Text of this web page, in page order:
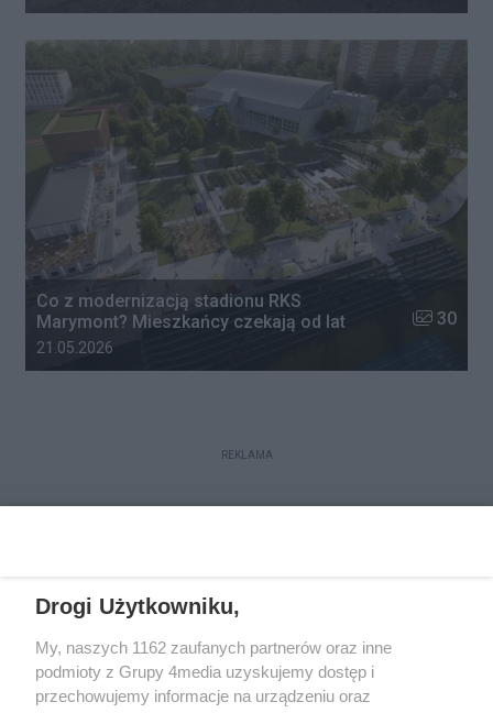
Co z modernizacją stadionu RKS
Marymont? Mieszkańcy czekają od lat
Liczba
30
Data dodania galerii:
21.05.2026
REKLAMA
Drogi Użytkowniku,
My, naszych 1162 zaufanych partnerów oraz inne
podmioty z Grupy 4media uzyskujemy dostęp i
przechowujemy informacje na urządzeniu oraz